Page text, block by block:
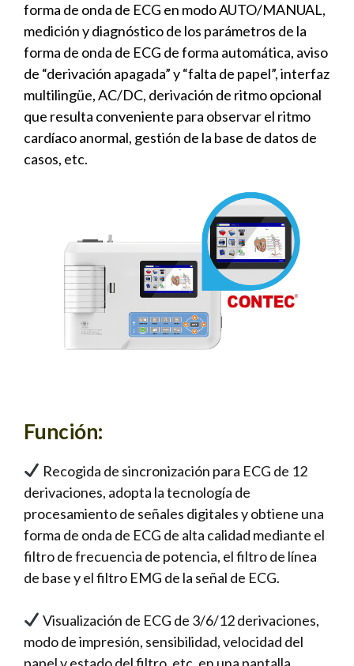
forma de onda de ECG en modo AUTO/MANUAL,
medición y diagnóstico de los parámetros de la
forma de onda de ECG de forma automática, aviso
de “derivación apagada” y “falta de papel”, interfaz
multilingüe, AC/DC, derivación de ritmo opcional
que resulta conveniente para observar el ritmo
cardíaco anormal, gestión de la base de datos de
casos, etc.
Función:
Recogida de sincronización para ECG de 12
derivaciones, adopta la tecnología de
procesamiento de señales digitales y obtiene una
forma de onda de ECG de alta calidad mediante el
filtro de frecuencia de potencia, el filtro de línea
de base y el filtro EMG de la señal de ECG.
Visualización de ECG de 3/6/12 derivaciones,
modo de impresión, sensibilidad, velocidad del
papel y estado del filtro, etc. en una pantalla,